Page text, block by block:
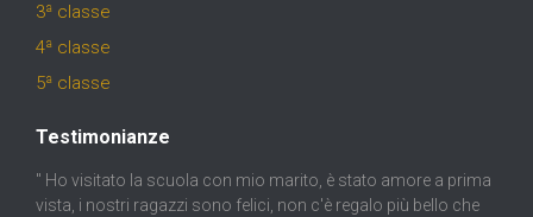
3ª classe
4ª classe
5ª classe
Testimonianze
" Ho visitato la scuola con mio marito, è stato amore a prima
vista, i nostri ragazzi sono felici, non c'è regalo più bello che